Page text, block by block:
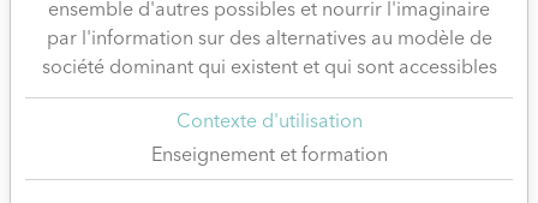
ensemble d'autres possibles et nourrir l'imaginaire
par l'information sur des alternatives au modèle de
société dominant qui existent et qui sont accessibles
Contexte d'utilisation
Enseignement et formation